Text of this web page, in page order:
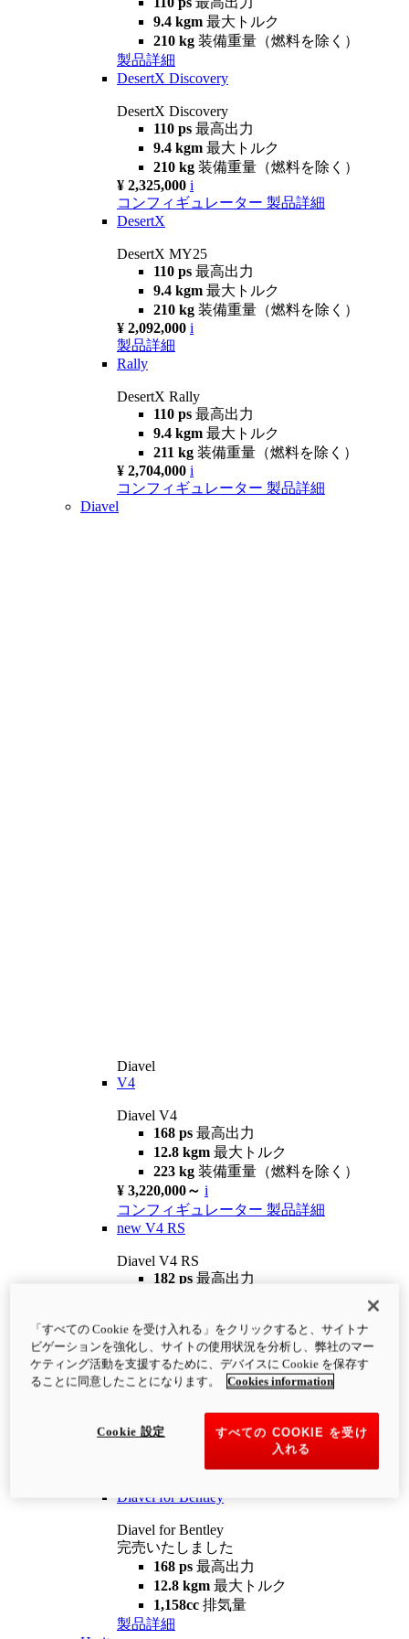
9.4 kgm 最大トルク
210 kg 装備重量（燃料を除く）
製品詳細
DesertX Discovery
DesertX Discovery
110 ps 最高出力
9.4 kgm 最大トルク
210 kg 装備重量（燃料を除く）
¥ 2,325,000 i
コンフィギュレーター 製品詳細
DesertX
DesertX MY25
110 ps 最高出力
9.4 kgm 最大トルク
210 kg 装備重量（燃料を除く）
¥ 2,092,000 i
製品詳細
Rally
DesertX Rally
110 ps 最高出力
9.4 kgm 最大トルク
211 kg 装備重量（燃料を除く）
¥ 2,704,000 i
コンフィギュレーター 製品詳細
Diavel
Diavel
V4
Diavel V4
168 ps 最高出力
12.8 kgm 最大トルク
223 kg 装備重量（燃料を除く）
¥ 3,220,000～ i
コンフィギュレーター 製品詳細
new V4 RS
Diavel V4 RS
182 ps 最高出力
¥4,400,000 i
コンフィギュレーター 製品詳細
newV4 RS 100
12.2 kgm
最大トルク
装備重量（燃料を除く）
Diavel for Bentley
Diavel for Bentley
完売いたしました
168 ps 最高出力
12.8 kgm 最大トルク
1,158cc 排気量
製品詳細
「すべての Cookie を受け入れる」をクリックすると、サイトナ
ビゲーションを強化し、サイトの使用状況を分析し、弊社のマー
ケティング活動を支援するために、デバイスに Cookie を保存す
ることに同意したことになります。
Cookies information
すべての COOKIE を受け
入れる
Cookie 設定